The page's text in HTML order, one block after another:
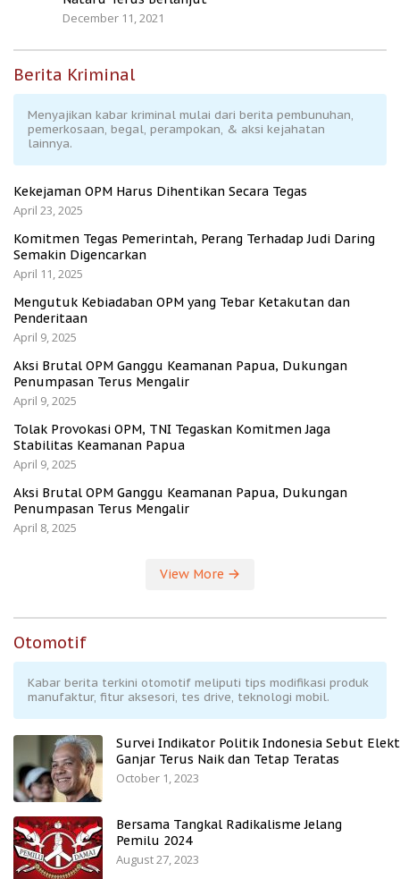
December 11, 2021
Berita Kriminal
Menyajikan kabar kriminal mulai dari berita pembunuhan,
pemerkosaan, begal, perampokan, & aksi kejahatan
lainnya.
Kekejaman OPM Harus Dihentikan Secara Tegas
April 23, 2025
Komitmen Tegas Pemerintah, Perang Terhadap Judi Daring
Semakin Digencarkan
April 11, 2025
Mengutuk Kebiadaban OPM yang Tebar Ketakutan dan
Penderitaan
April 9, 2025
Aksi Brutal OPM Ganggu Keamanan Papua, Dukungan
Penumpasan Terus Mengalir
April 9, 2025
Tolak Provokasi OPM, TNI Tegaskan Komitmen Jaga
Stabilitas Keamanan Papua
April 9, 2025
Aksi Brutal OPM Ganggu Keamanan Papua, Dukungan
Penumpasan Terus Mengalir
April 8, 2025
View More
Otomotif
Kabar berita terkini otomotif meliputi tips modifikasi produk
manufaktur, fitur aksesori, tes drive, teknologi mobil.
Survei Indikator Politik Indonesia Sebut
Ganjar Terus Naik dan Tetap Teratas
October 1, 2023
Bersama Tangkal Radikalisme Jelang
Pemilu 2024
August 27, 2023